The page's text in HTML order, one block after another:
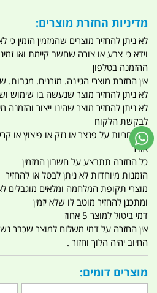
מדיניות החזרת מוצרים:
לא ניתן להחזיר מוצרים שהמזמין הזמין
וידא כי צבע או צורה שחשב קיימת ואו
ההזמנה בטלפון
אין החזרת מוצרי הגיינה. מזרנים. מגבות.
לא ניתן להחזיר מוצר שנעשה בו שימוש
לא ניתן להחזיר מוצר שהינו ייצור
לבקשת הלקוח
אין אחריות על פנצר או נזק או פיצוץ או
אוויר
כל החזרה תתבצע על חשבון המזמין
הזמנות מיוחדות לא ניתן לבטל או להחזיר
מוצרי תקופת המלחמה ומלאים מוגבלים לא
ומתכנן להחזיר מוטב לו שלא יזמין
דמי ביטול למוצר 5 אחוז
אין החזרה על דמי משלוח למוצר שכבר
החיוב יהיה הלוך וחזור .
מוצרים דומים: